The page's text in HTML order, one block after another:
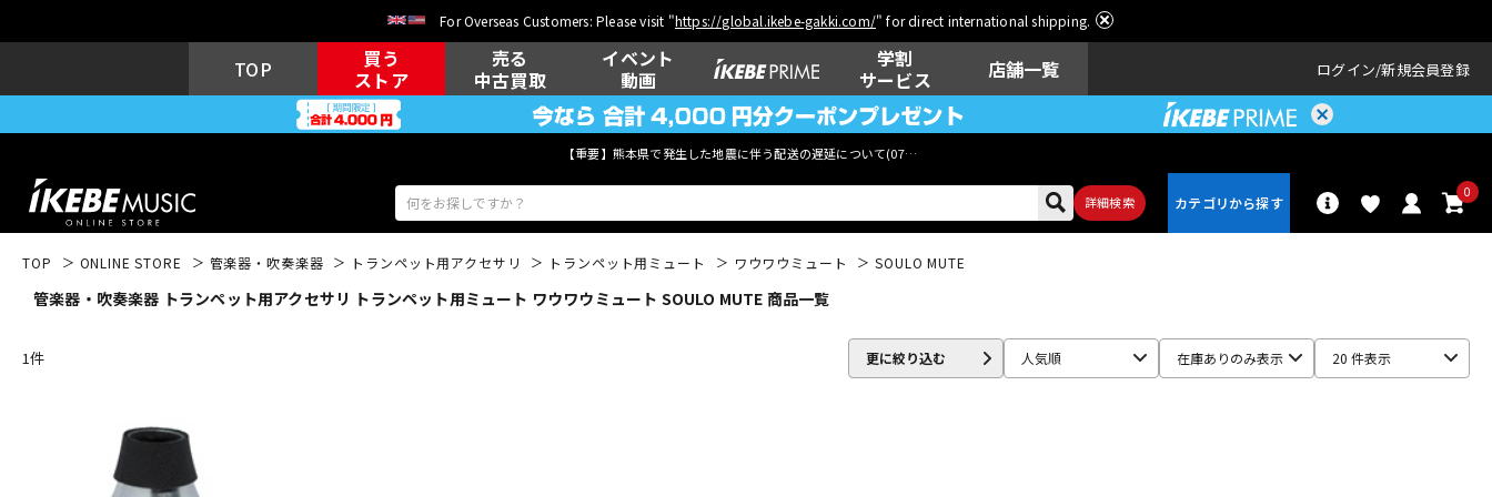
For Overseas Customers: Please visit "https://global.ikebe-gakki.com/" for direct international shipping.
TOP
買う
ストア
売る
中古買取
イベント
動画
学割
サービス
店舗一覧 ログイン 新規会員登録
【重要】熊本県で発生した地震に伴う配送の遅延について(07月29日
詳細検索
0
エレキギター アコギ/エレ
キーボード
TOP ONLINE STORE 管楽器・吹奏楽器 トランペット用アクセサリ トランペット用ミュート ワウワウミュート SOULO MUTE
管楽器・吹奏楽器 トランペット用アクセサリ トランペット用ミュート ワウワウミュート SOULO MUTE 商品一覧
1件 更に絞り込む 人気順 在庫ありのみ表示 20 件表示